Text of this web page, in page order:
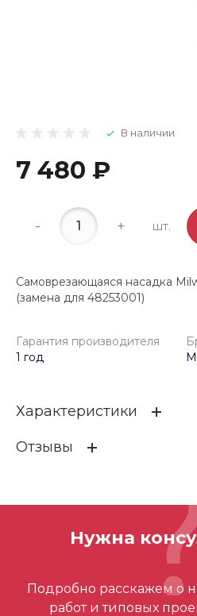
В наличии
7 480 ₽
- + шт.
Самоврезающаяся насадка
(замена для 48253001)
Гарантия производителя
1 год
Характеристики
Гарантия производителя
Отзывы
Отзывов ещё нет –
Нужна
Подробно расскажем о
работ и типовых